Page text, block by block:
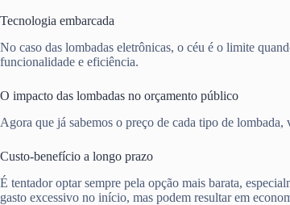
Tecnologia embarcada
No caso das lombadas eletrônicas, o céu é o limite
funcionalidade e eficiência.
O impacto das lombadas no orçamento público
Agora que já sabemos o preço de cada tipo de
Custo-benefício a longo prazo
É tentador optar sempre pela opção mais barata,
gasto excessivo no início, mas podem resultar em